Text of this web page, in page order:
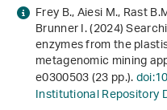
Frey B., Aiesi M., Rast
Brunner I. (2024)
enzymes from the
metagenomic mining
e0300503 (23 pp.).
Institutional Repository